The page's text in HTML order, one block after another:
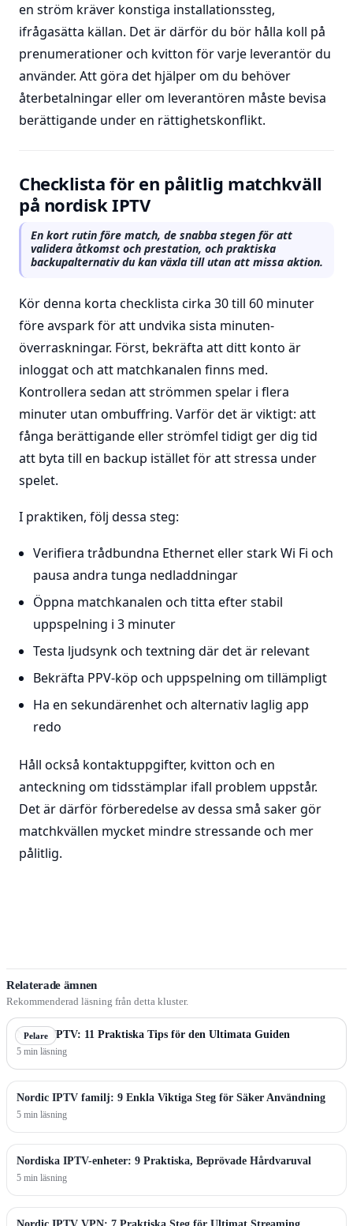
en ström kräver konstiga installationssteg,
ifrågasätta källan. Det är därför du bör hålla koll på
prenumerationer och kvitton för varje leverantör du
använder. Att göra det hjälper om du behöver
återbetalningar eller om leverantören måste bevisa
berättigande under en rättighetskonflikt.
Checklista för en pålitlig matchkväll
på nordisk IPTV
En kort rutin före match, de snabba stegen för att
validera åtkomst och prestation, och praktiska
backupalternativ du kan växla till utan att missa aktion.
Kör denna korta checklista cirka 30 till 60 minuter
före avspark för att undvika sista minuten-
överraskningar. Först, bekräfta att ditt konto är
inloggat och att matchkanalen finns med.
Kontrollera sedan att strömmen spelar i flera
minuter utan ombuffring. Varför det är viktigt: att
fånga berättigande eller strömfel tidigt ger dig tid
att byta till en backup istället för att stressa under
spelet.
I praktiken, följ dessa steg:
Verifiera trådbundna Ethernet eller stark Wi Fi och
pausa andra tunga nedladdningar
Öppna matchkanalen och titta efter stabil
uppspelning i 3 minuter
Testa ljudsynk och textning där det är relevant
Bekräfta PPV-köp och uppspelning om tillämpligt
Ha en sekundärenhet och alternativ laglig app
redo
Håll också kontaktuppgifter, kvitton och en
anteckning om tidsstämplar ifall problem uppstår.
Det är därför förberedelse av dessa små saker gör
matchkvällen mycket mindre stressande och mer
pålitlig.
Relaterade ämnen
Rekommenderad läsning från detta kluster.
Pelare
Nordic IPTV: 11 Praktiska Tips för den Ultimata Guiden
5 min läsning
Nordic IPTV familj: 9 Enkla Viktiga Steg för Säker Användning
5 min läsning
Nordiska IPTV-enheter: 9 Praktiska, Beprövade Hårdvaruval
5 min läsning